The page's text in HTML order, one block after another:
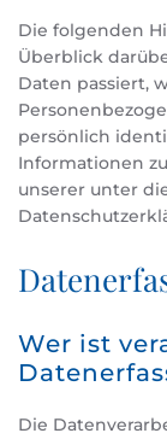
Die folgenden
Überblick
Daten passiert,
persönlich
Informationen
unserer unter
Wer ist
Die